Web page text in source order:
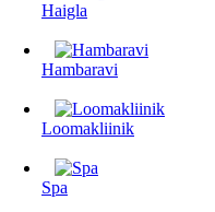
Haigla
Hambaravi
Loomakliinik
Spa